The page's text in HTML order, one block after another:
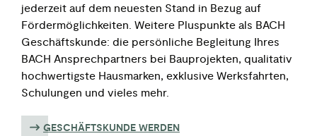
jederzeit auf dem neuesten Stand in Bezug auf
Fördermöglichkeiten. Weitere Pluspunkte als BACH
Geschäftskunde: die persönliche Begleitung Ihres
BACH Ansprechpartners bei Bauprojekten, qualitativ
hochwertigste Hausmarken, exklusive Werksfahrten,
Schulungen und vieles mehr.
GESCHÄFTSKUNDE WERDEN